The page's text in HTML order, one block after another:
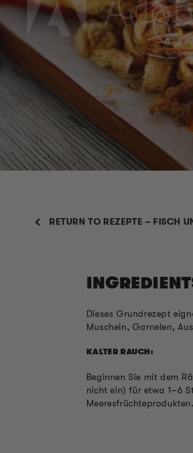
RETURN TO REZEPTE – FISCH
Dieses Grundrezept
Muscheln, Garnelen,
KALTER RAUCH:
Beginnen Sie mit dem
nicht ein) für etwa 1–6
Meeresfrüchteprodukten.